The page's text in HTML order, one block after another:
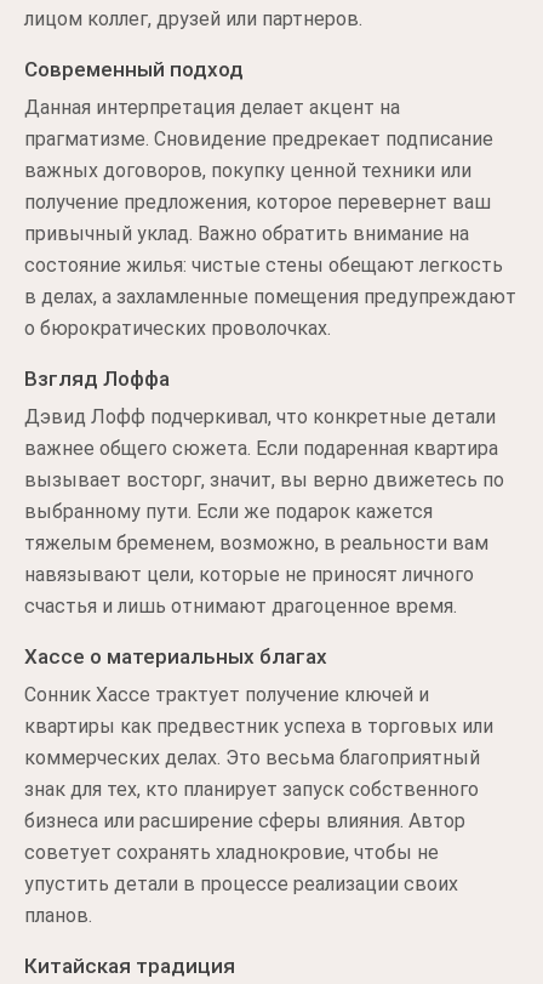
лицом коллег, друзей или партнеров.
Современный подход
Данная интерпретация делает акцент на
прагматизме. Сновидение предрекает подписание
важных договоров, покупку ценной техники или
получение предложения, которое перевернет ваш
привычный уклад. Важно обратить внимание на
состояние жилья: чистые стены обещают легкость
в делах, а захламленные помещения предупреждают
о бюрократических проволочках.
Взгляд Лоффа
Дэвид Лофф подчеркивал, что конкретные детали
важнее общего сюжета. Если подаренная квартира
вызывает восторг, значит, вы верно движетесь по
выбранному пути. Если же подарок кажется
тяжелым бременем, возможно, в реальности вам
навязывают цели, которые не приносят личного
счастья и лишь отнимают драгоценное время.
Хассе о материальных благах
Сонник Хассе трактует получение ключей и
квартиры как предвестник успеха в торговых или
коммерческих делах. Это весьма благоприятный
знак для тех, кто планирует запуск собственного
бизнеса или расширение сферы влияния. Автор
советует сохранять хладнокровие, чтобы не
упустить детали в процессе реализации своих
планов.
Китайская традиция